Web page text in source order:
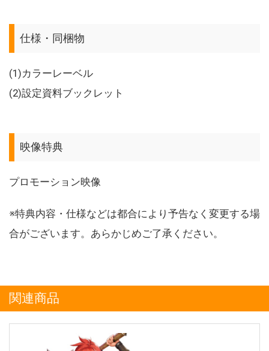
仕様・同梱物
(1)カラーレーベル
(2)設定資料ブックレット
映像特典
プロモーション映像
※特典内容・仕様などは都合により予告なく変更する場
合がございます。あらかじめご了承ください。
関連商品